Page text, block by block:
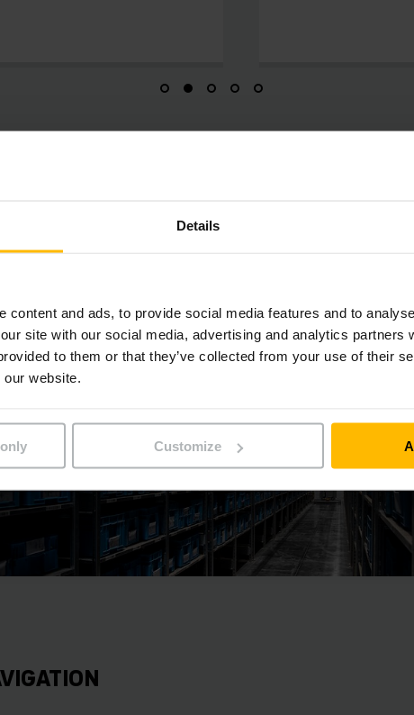
Details
content and ads, to provide social media features and to
site with our social media, advertising and analytics partners
to them or that they’ve collected from your use of their
website.
Customize
FUNCȚII ALE INTERFEȚEI LOGISTICE